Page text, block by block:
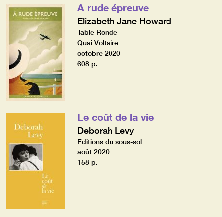
A rude épreuve
Elizabeth Jane Howard
Table Ronde
Quai Voltaire
octobre 2020
608 p.
Le coût de la vie
Deborah Levy
Editions du sous-sol
août 2020
158 p.